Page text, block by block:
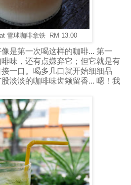
雪球咖啡拿铁 RM 13.00
是第一次喝这样的咖啡... 第一
味，还有点嫌弃它；但它就是有
一口。喝多几口就开始细细品
淡淡的咖啡味齿颊留香... 嗯！我